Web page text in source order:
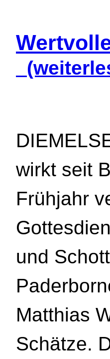
wirkt seit
Frühjahr
und
Matthias
Schätze.